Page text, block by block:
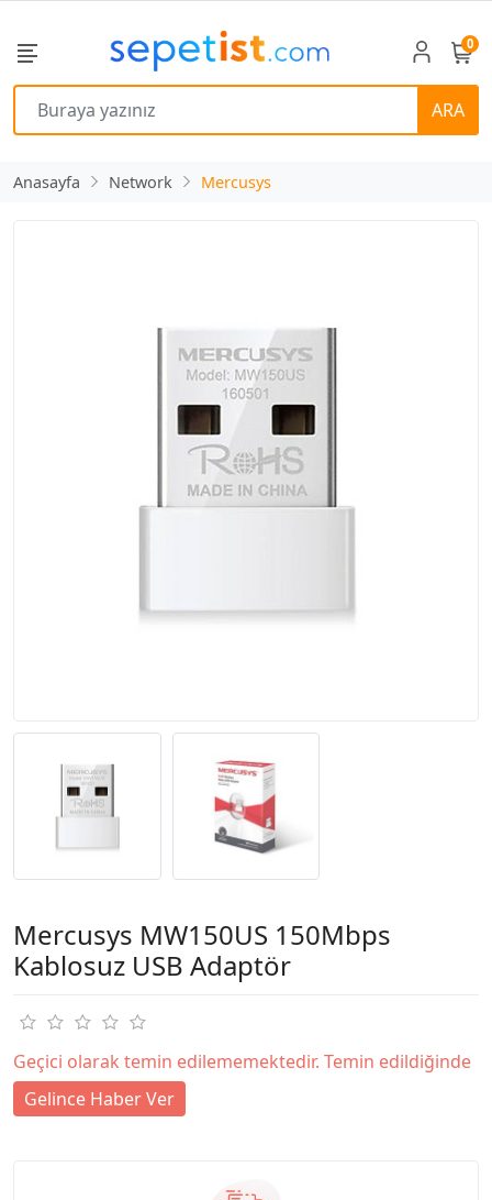
ARA
0
Anasayfa Network Mercusys
Mercusys MW150US 150Mbps
Kablosuz USB Adaptör
Geçici olarak temin edilememektedir. Temin edildiğinde
Gelince Haber Ver